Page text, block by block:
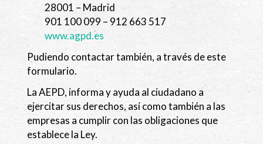
28001 – Madrid
901 100 099 – 912 663 517
www.agpd.es
Pudiendo contactar también, a través de este
formulario.
La AEPD, informa y ayuda al ciudadano a
ejercitar sus derechos, así como también a las
empresas a cumplir con las obligaciones que
establece la Ley.